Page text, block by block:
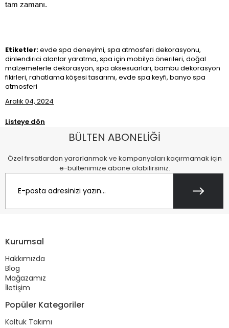
tam zamanı.
Etiketler:evde spa deneyimi, spa atmosferi dekorasyonu,
dinlendirici alanlar yaratma, spa için mobilya önerileri, doğal
malzemelerle dekorasyon, spa aksesuarları, bambu dekorasyon
fikirleri, rahatlama köşesi tasarımı, evde spa keyfi, banyo spa
atmosferi
Aralık 04, 2024
Listeye dön
BÜLTEN ABONELİĞİ
Özel fırsatlardan yararlanmak ve kampanyaları kaçırmamak için
e-bültenimize abone olabilirsiniz.
Kurumsal
Hakkımızda
Blog
Mağazamız
İletişim
Popüler Kategoriler
Koltuk Takımı